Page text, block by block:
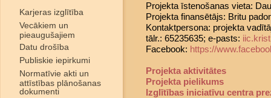
Karjeras izglītība
Vecākiem un
pieaugušajiem
Datu drošība
Publiskie iepirkumi
Normatīvie akti un
attīstības plānošanas
dokumenti
Projekta īstenošanas vieta:
Projekta finansētājs: Britu
Kontaktpersona: projekta
tālr.: 65235635; e-pasts:
Facebook: https://
Projekta aktivitātes
Projekta pielikums
Izglītības iniciatīvu centra